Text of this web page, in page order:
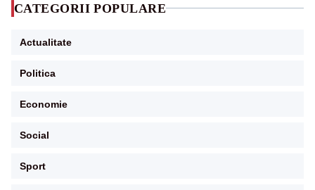
CATEGORII POPULARE
Actualitate
Politica
Economie
Social
Sport